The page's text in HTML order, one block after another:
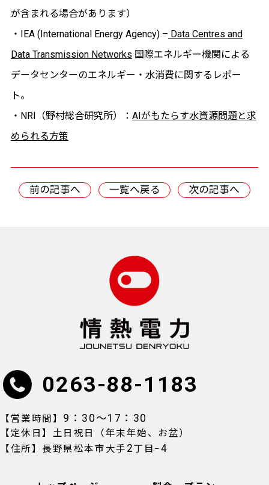
が含まれる場合があります）
・IEA (International Energy Agency) – Data Centres and
Data Transmission Networks 国際エネルギー機関による
データセンターのエネルギー・水消費に関するレポー
ト。
・NRI（野村総合研究所）： AIがもたらす水資源問題と求
められる方策
前の記事へ 一覧へ戻る 次の記事へ
0263-88-1183
【営業時間】 9：30〜17：30
【定休日】土日祝日（年末年始、お盆）
【住所】長野県松本市大手 2丁目−4